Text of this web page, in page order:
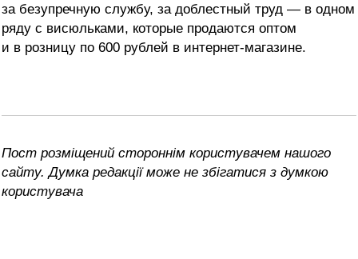
за безупречную службу, за доблестный труд — в одном
ряду с висюльками, которые продаются оптом
и в розницу по 600 рублей в интернет-магазине.
Пост розміщений стороннім користувачем нашого
сайту. Думка редакції може не збігатися з думкою
користувача